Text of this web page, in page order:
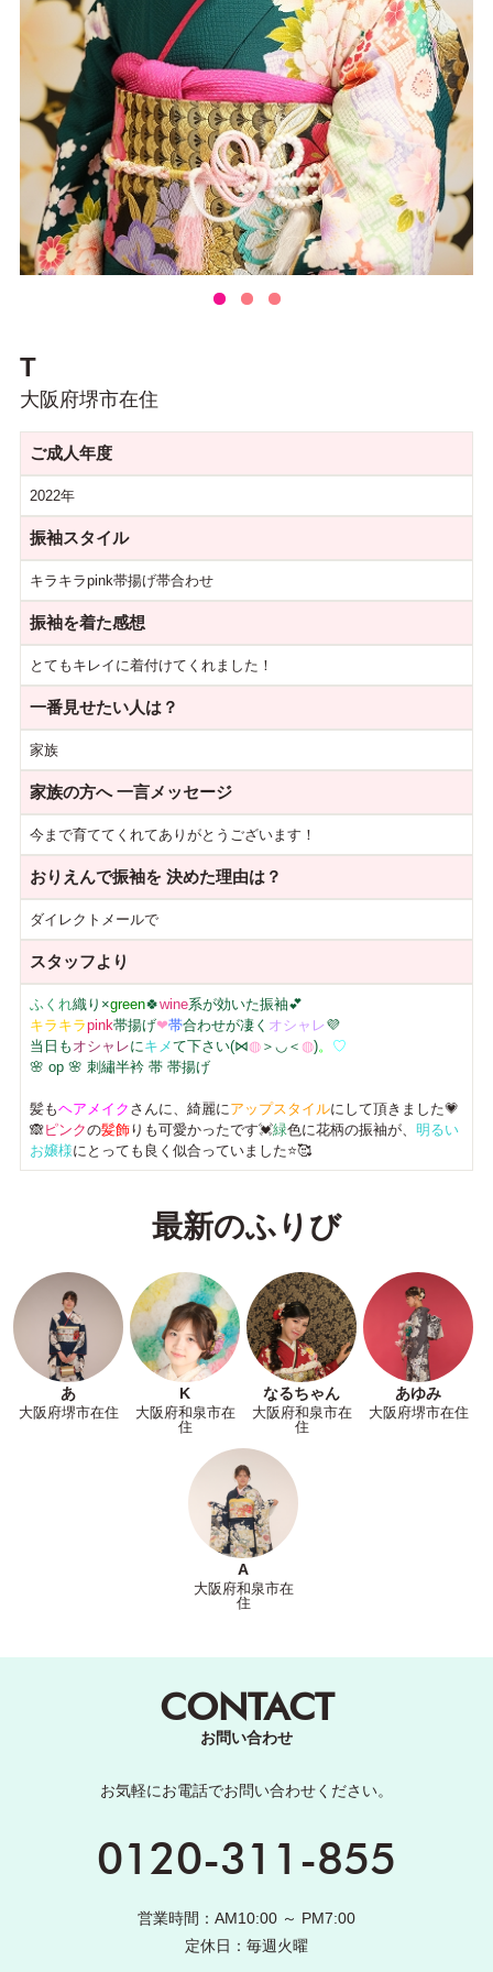
T
大阪府堺市在住
ご成人年度
2022年
振袖スタイル
キラキラpink帯揚げ帯合わせ
振袖を着た感想
とてもキレイに着付けてくれました！
一番見せたい人は？
家族
家族の方へ一言メッセージ
今まで育ててくれてありがとうございます！
おりえんで振袖を決めた理由は？
ダイレクトメールで
スタッフより
ふくれ織り×green🍀wine系が効いた振袖💕
キラキラpink帯揚げ❤帯合わせが凄く オシャレ💜
当日も オシャレにキメて下さい(⋈◍＞◡＜ ◍)。 ♡
🌸 op 🌸 刺繡半衿 帯 帯揚げ
髪もヘアメイク さんに、綺麗にアップスタイルにして頂きました💗
🙈ピンクの髪飾りも可愛かったです💓緑色に花柄の振袖が、 明るい
お嬢様にとっても良く似合っていました⭐🥰
最新のふりび
あ
大阪府堺市在住
K
大阪府和泉市在
住
なるちゃん
大阪府和泉市在
住
あゆみ
大阪府堺市在住
A
大阪府和泉市在
住
CONTACT
お問い合わせ
お気軽にお電話でお問い合わせください。
0120-311-855
営業時間：AM10:00 ～ PM7:00
定休日：毎週火曜